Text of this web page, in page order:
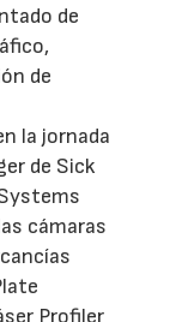
de
de
la jornada
de Sick
cámaras
Profiler